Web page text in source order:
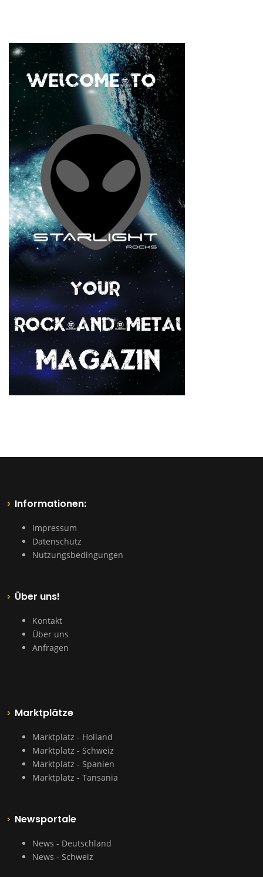
Informationen:
Impressum
Datenschutz
Nutzungsbedingungen
Über uns!
Kontakt
Über uns
Anfragen
Marktplätze
Marktplatz - Holland
Marktplatz - Schweiz
Marktplatz - Spanien
Marktplatz - Tansania
Newsportale
News - Deutschland
News - Schweiz